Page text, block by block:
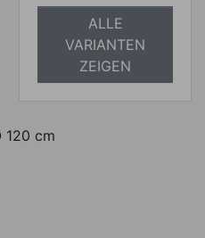
ALLE
VARIANTEN
ZEIGEN